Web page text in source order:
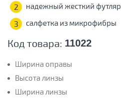
Код товара: 11022
Ширина оправы
Высота линзы
Ширина линзы
2 надежный жесткий футляр
3 салфетка из микрофибры